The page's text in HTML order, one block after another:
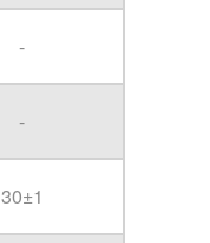
-
-
30±1